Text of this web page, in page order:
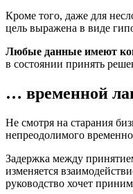
Кроме того, даже для
цель выражена в виде
Любые данные имеют
в состоянии принять
… временной
Не смотря на старания
непреодолимого
Задержка между
изменяется
руководство хочет